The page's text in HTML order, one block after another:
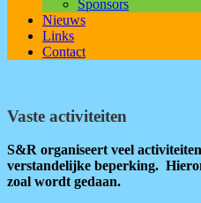
Sponsors
Nieuws
Links
Contact
Vaste activiteiten
S&R organiseert veel
verstandelijke beperking.
zoal wordt gedaan.